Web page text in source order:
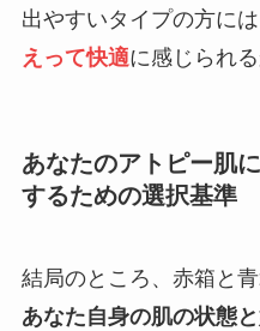
出やすいタイプの方には
えって快適に感じられ
あなたのアトピー肌
するための選択基準
結局のところ、赤箱と
あなた自身の肌の状態